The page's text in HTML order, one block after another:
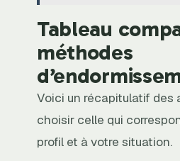
Tableau
méthodes
Voici un récapitulatif des
choisir celle qui
profil et à votre situation.